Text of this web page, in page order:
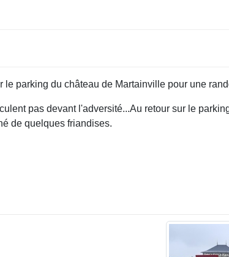
parking du château de Martainville pour une
pas devant l'adversité...Au retour sur le
de quelques friandises.